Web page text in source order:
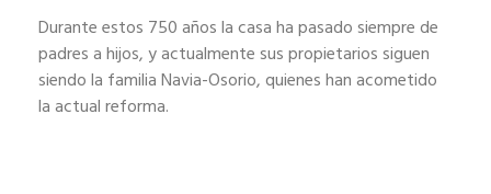
Durante estos 750 años la casa ha pasado siempre de
padres a hijos, y actualmente sus propietarios siguen
siendo la familia Navia-Osorio, quienes han acometido
la actual reforma.